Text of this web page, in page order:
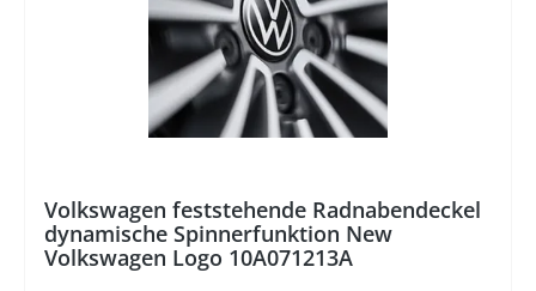
Volkswagen feststehende Radnabendeckel
dynamische Spinnerfunktion New
Volkswagen Logo 10A071213A